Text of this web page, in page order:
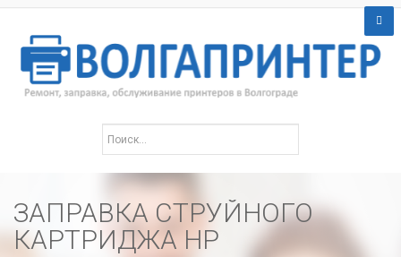
ЗАПРАВКА СТРУЙНОГО
КАРТРИДЖА HP